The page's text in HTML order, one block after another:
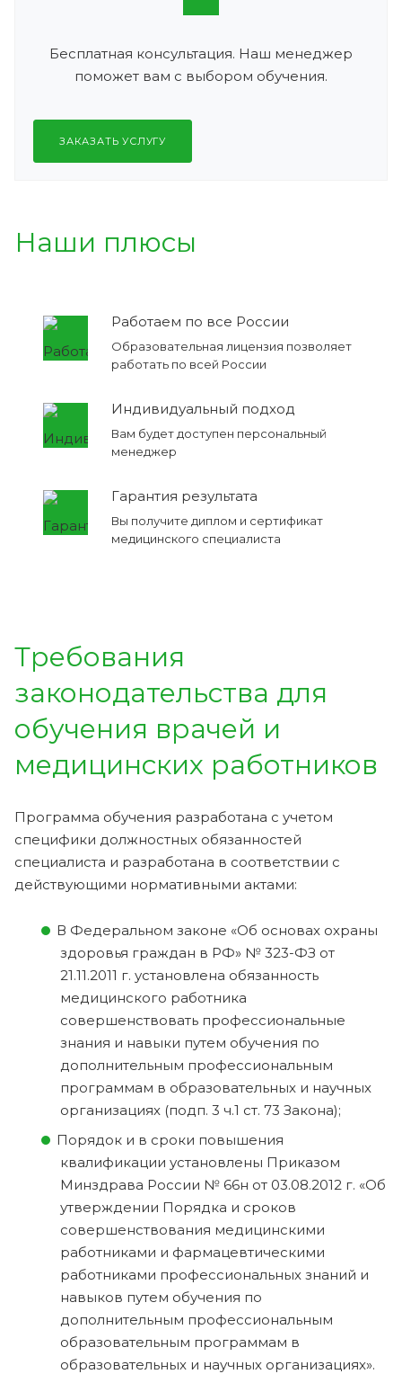
Бесплатная консультация. Наш менеджер
поможет вам с выбором обучения.
ЗАКАЗАТЬ УСЛУГУ
Наши плюсы
Работаем по все России
Образовательная лицензия позволяет
работать по всей России
Индивидуальный подход
Вам будет доступен персональный
менеджер
Гарантия результата
Вы получите диплом и сертификат
медицинского специалиста
Требования
законодательства для
обучения врачей и
медицинских работников
Программа обучения разработана с учетом
специфики должностных обязанностей
специалиста и разработана в соответствии с
действующими нормативными актами:
В Федеральном законе «Об основах охраны
здоровья граждан в РФ» № 323-ФЗ от
21.11.2011 г. установлена обязанность
медицинского работника
совершенствовать профессиональные
знания и навыки путем обучения по
дополнительным профессиональным
программам в образовательных и научных
организациях (подп. 3 ч.1 ст. 73 Закона);
Порядок и в сроки повышения
квалификации установлены Приказом
Минздрава России № 66н от 03.08.2012 г. «Об
утверждении Порядка и сроков
совершенствования медицинскими
работниками и фармацевтическими
работниками профессиональных знаний и
навыков путем обучения по
дополнительным профессиональным
образовательным программам в
образовательных и научных организациях».